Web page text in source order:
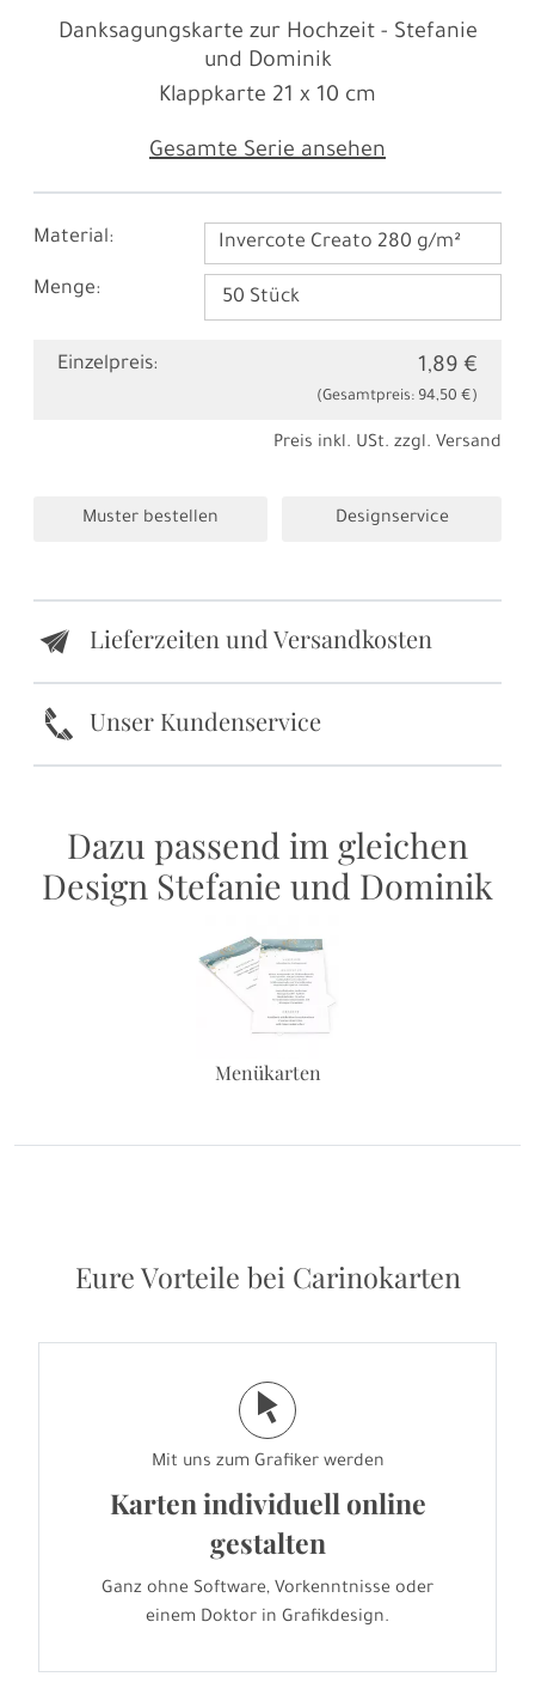
Danksagungskarte zur Hochzeit - Stefanie
und Dominik
Gesamte Serie ansehen
Klappkarte 21 x 10 cm
Material: Invercote Creato 280 g/m²
Menge:
Einzelpreis: 1,89 €
(Gesamtpreis: 94,50 €)
Preis inkl. USt. zzgl. Versand
Muster bestellen Designservice
e Lieferzeiten und Versandkosten
k Unser Kundenservice
Dazu passend im gleichen
Design Stefanie und Dominik
Menükarten
Eure Vorteile bei Carinokarten
j
Mit uns zum Grafiker werden
Karten individuell online
gestalten
Ganz ohne Software, Vorkenntnisse oder
einem Doktor in Grafikdesign.